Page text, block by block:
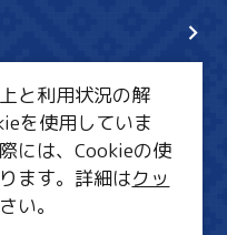
共有
と利用状況の解
を使用していま
には、Cookieの使
ます。詳細はクッ
い。